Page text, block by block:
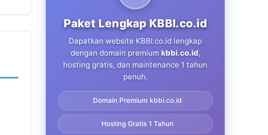
Paket Lengkap KBBI.co.id
Dapatkan website KBBI.co.id lengkap
dengan domain premium kbbi.co.id,
hosting gratis, dan maintenance 1 tahun
penuh.
Domain Premium kbbi.co.id
Hosting Gratis 1 Tahun